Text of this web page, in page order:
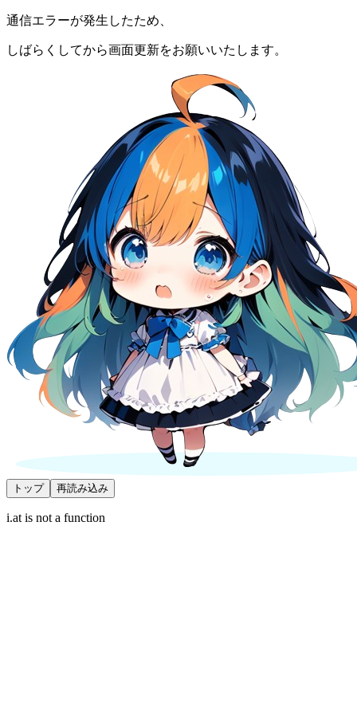
通信エラーが発生したため、
しばらくしてから画面更新をお願いいたします。
トップ 再読み込み
i.at is not a function